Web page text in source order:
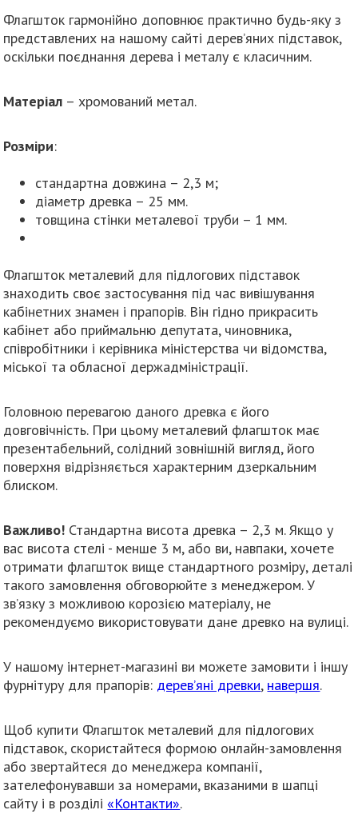
Флагшток гармонійно доповнює практично будь-яку з
представлених на нашому сайті дерев’яних підставок,
оскільки поєднання дерева і металу є класичним.
Матеріал – хромований метал.
Розміри:
стандартна довжина – 2,3 м;
діаметр древка – 25 мм.
товщина стінки металевої труби – 1 мм.
Флагшток металевий для підлогових підставок
знаходить своє застосування під час вивішування
кабінетних знамен і прапорів. Він гідно прикрасить
кабінет або приймальню депутата, чиновника,
співробітники і керівника міністерства чи відомства,
міської та обласної держадміністрації.
Головною перевагою даного древка є його
довговічність. При цьому металевий флагшток має
презентабельний, солідний зовнішній вигляд, його
поверхня відрізняється характерним дзеркальним
блиском.
Важливо! Стандартна висота древка – 2,3 м. Якщо у
вас висота стелі - менше 3 м, або ви, навпаки, хочете
отримати флагшток вище стандартного розміру, деталі
такого замовлення обговорюйте з менеджером. У
зв’язку з можливою корозією матеріалу, не
рекомендуємо використовувати дане древко на вулиці.
У нашому інтернет-магазині ви можете замовити і іншу
фурнітуру для прапорів: дерев’яні древки, навершя.
Щоб купити Флагшток металевий для підлогових
підставок, скористайтеся формою онлайн-замовлення
або звертайтеся до менеджера компанії,
зателефонувавши за номерами, вказаними в шапці
сайту і в розділі«Контакти».